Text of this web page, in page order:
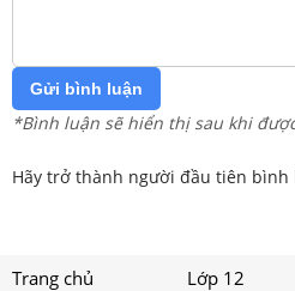
Gửi bình luận
*Bình luận sẽ hiển thị sau khi
Hãy trở thành người đầu tiên bình
Trang chủ Lớp 12